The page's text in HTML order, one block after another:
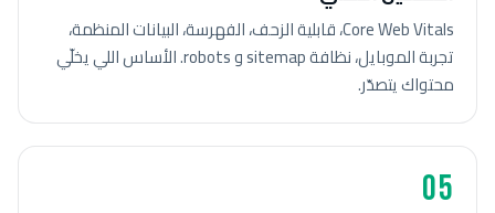
Core Web Vitals، قابلية الزحف، الفهرسة، البيانات المنظمة،
تجربة الموبايل، نظافة sitemap و robots. الأساس اللي يخلّي
محتواك يتصدّر.
05